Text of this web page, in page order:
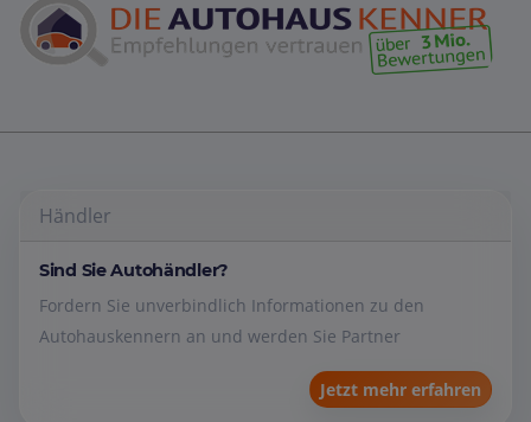
Händler
Sind Sie Autohändler?
Fordern Sie unverbindlich Informationen zu den
Autohauskennern an und werden Sie Partner
Jetzt mehr erfahren